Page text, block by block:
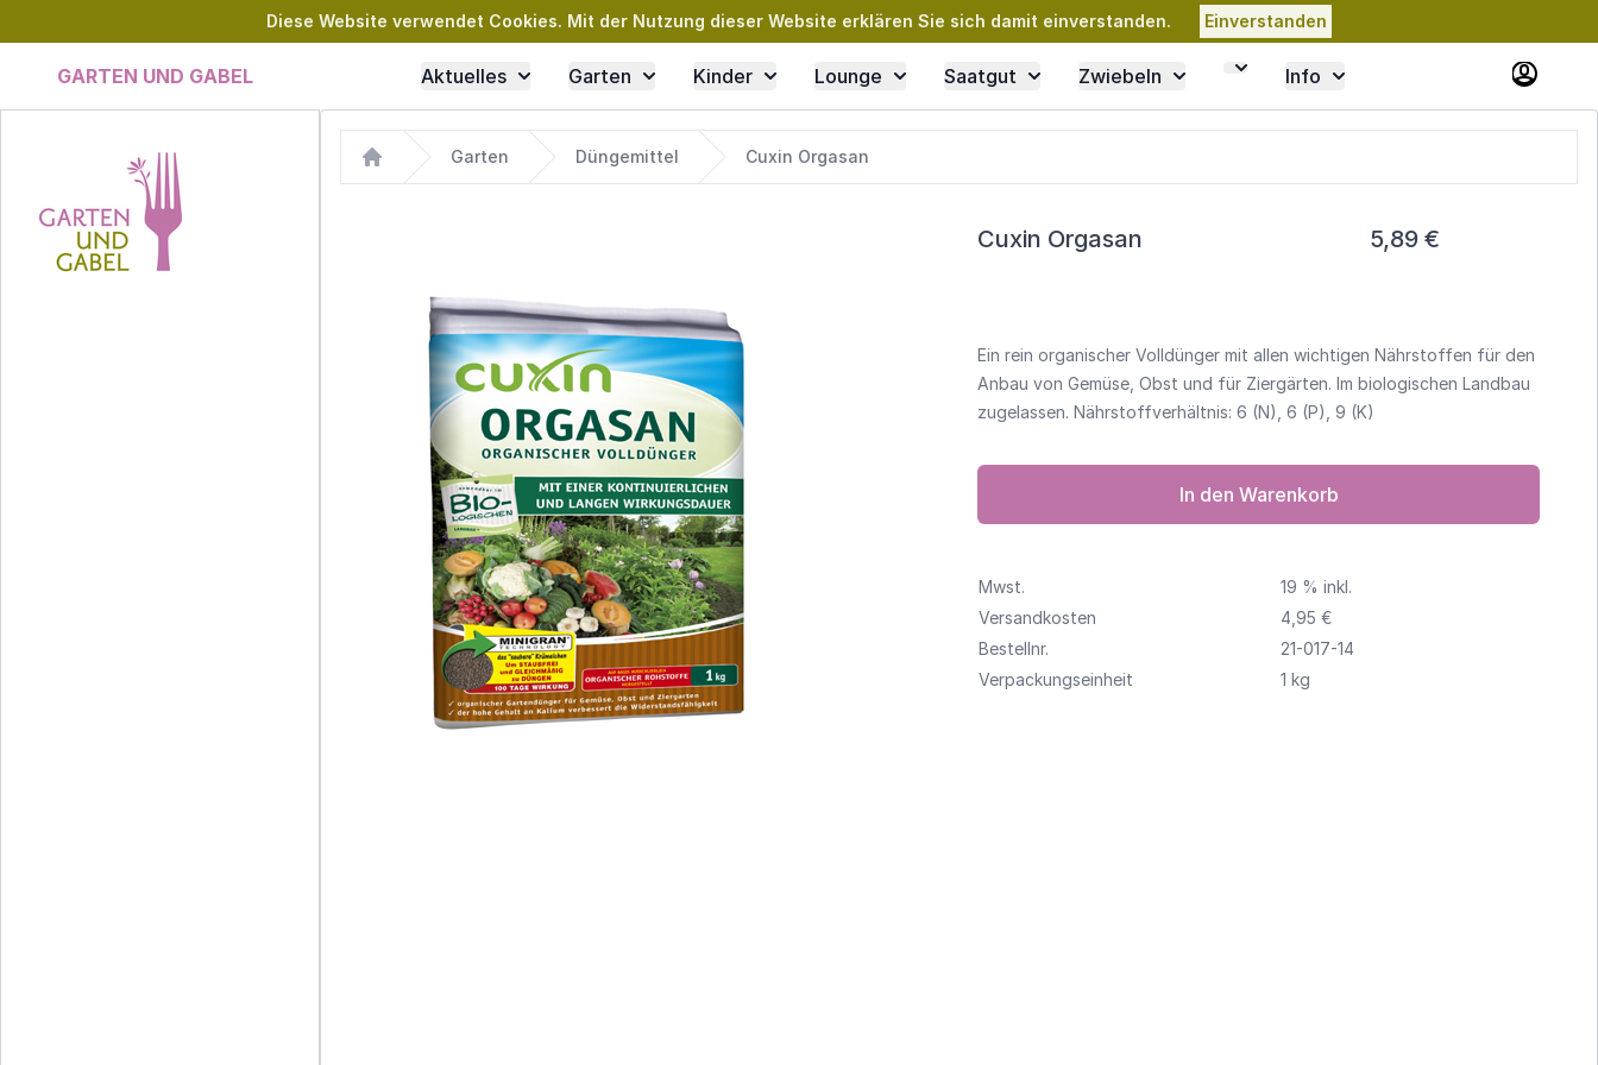
Diese Website verwendet Cookies. Mit der Nutzung dieser Website erklären Sie sich damit einverstanden. Einverstanden
GARTEN UND GABEL Aktuelles Garten Kinder Lounge Saatgut Zwiebeln Info
Home
Garten Düngemittel Cuxin Orgasan
Cuxin Orgasan 5,89 €
Ein rein organischer Volldünger mit allen wichtigen Nährstoffen für den
Anbau von Gemüse, Obst und für Ziergärten. Im biologischen Landbau
zugelassen. Nährstoffverhältnis: 6 (N), 6 (P), 9 (K)
In den Warenkorb
Mwst.
19 % inkl.
Versandkosten
4,95 €
Bestellnr.
21-017-14
Verpackungseinheit
1 kg